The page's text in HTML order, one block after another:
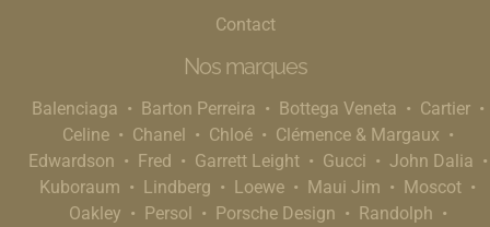
Contact
Nos marques
Balenciaga Barton Perreira Bottega Veneta
Cartier
Celine
Chanel Chloé
Clémence & Margaux
Edwardson
Fred Garrett Leight Gucci
John Dalia
Kuboraum
Lindberg Loewe Maui Jim
Moscot
Oakley
Persol Porsche Design
Randolph